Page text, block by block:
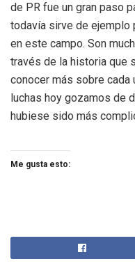
de PR fue un gran paso
todavía sirve de ejemplo
en este campo. Son
través de la historia que
conocer más sobre cada
luchas hoy gozamos de
hubiese sido más
Me gusta esto: